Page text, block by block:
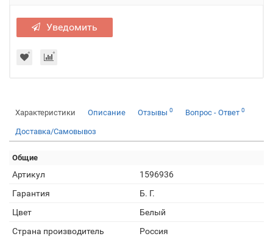
Уведомить
Характеристики Описание Отзывы 0 Вопрос - Ответ 0
Доставка/Самовывоз
Общие
Артикул
1596936
Гарантия
Б. Г.
Цвет
Белый
Страна производитель
Россия